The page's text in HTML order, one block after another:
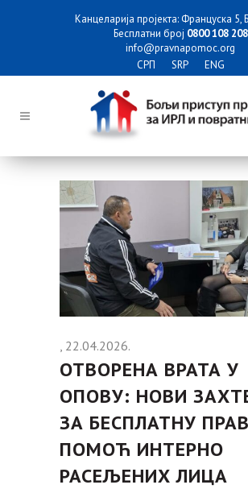
Канцеларија пројекта: Француска 5,
Бесплатни број 0800 108 208
info@pravnapomoc.org
СРП
SRP ENG
, 22.04.2026.
ОТВОРЕНА ВРАТА У
ОПОВУ: НОВИ
ЗА БЕСПЛАТНУ
ПОМОЋ ИНТЕРНО
РАСЕЉЕНИХ ЛИЦА